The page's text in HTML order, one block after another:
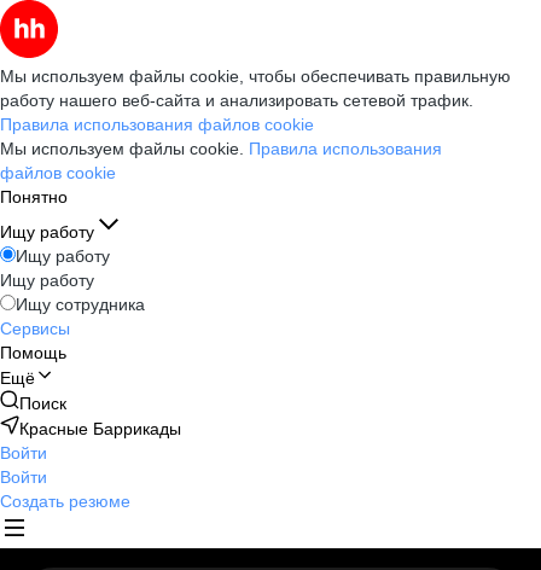
Мы используем файлы cookie, чтобы обеспечивать правильную
работу нашего веб-сайта и анализировать сетевой трафик.
Правила использования файлов cookie
Мы используем файлы cookie. Правила использования
файлов cookie
Понятно
Ищу работу
Ищу работу
Ищу работу
Ищу сотрудника
Сервисы
Помощь
Ещё
Поиск
Красные Баррикады
Войти
Войти
Создать резюме